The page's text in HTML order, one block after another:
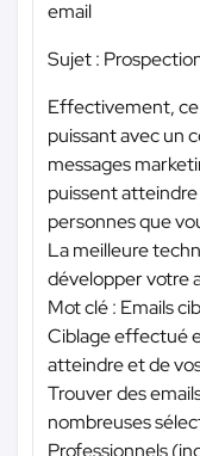
email
Sujet :
Effectivement, ce
puissant avec un
messages
puissent
personnes que
La meilleure
développer votre
Mot clé : Emails
Ciblage effectué
atteindre et de
Trouver des
nombreuses
Professionnels